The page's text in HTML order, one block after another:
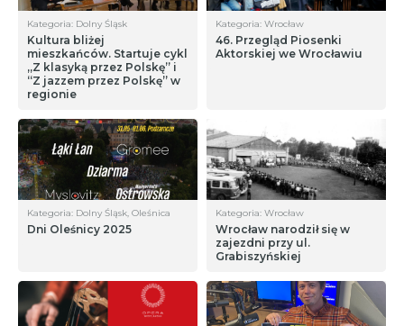
Kategoria: Dolny Śląsk
Kultura bliżej
mieszkańców. Startuje cykl
„Z klasyką przez Polskę” i
“Z jazzem przez Polskę” w
regionie
Kategoria: Wrocław
46. Przegląd Piosenki
Aktorskiej we Wrocławiu
Kategoria: Dolny Śląsk, Oleśnica
Dni Oleśnicy 2025
Kategoria: Wrocław
Wrocław narodził się w
zajezdni przy ul.
Grabiszyńskiej